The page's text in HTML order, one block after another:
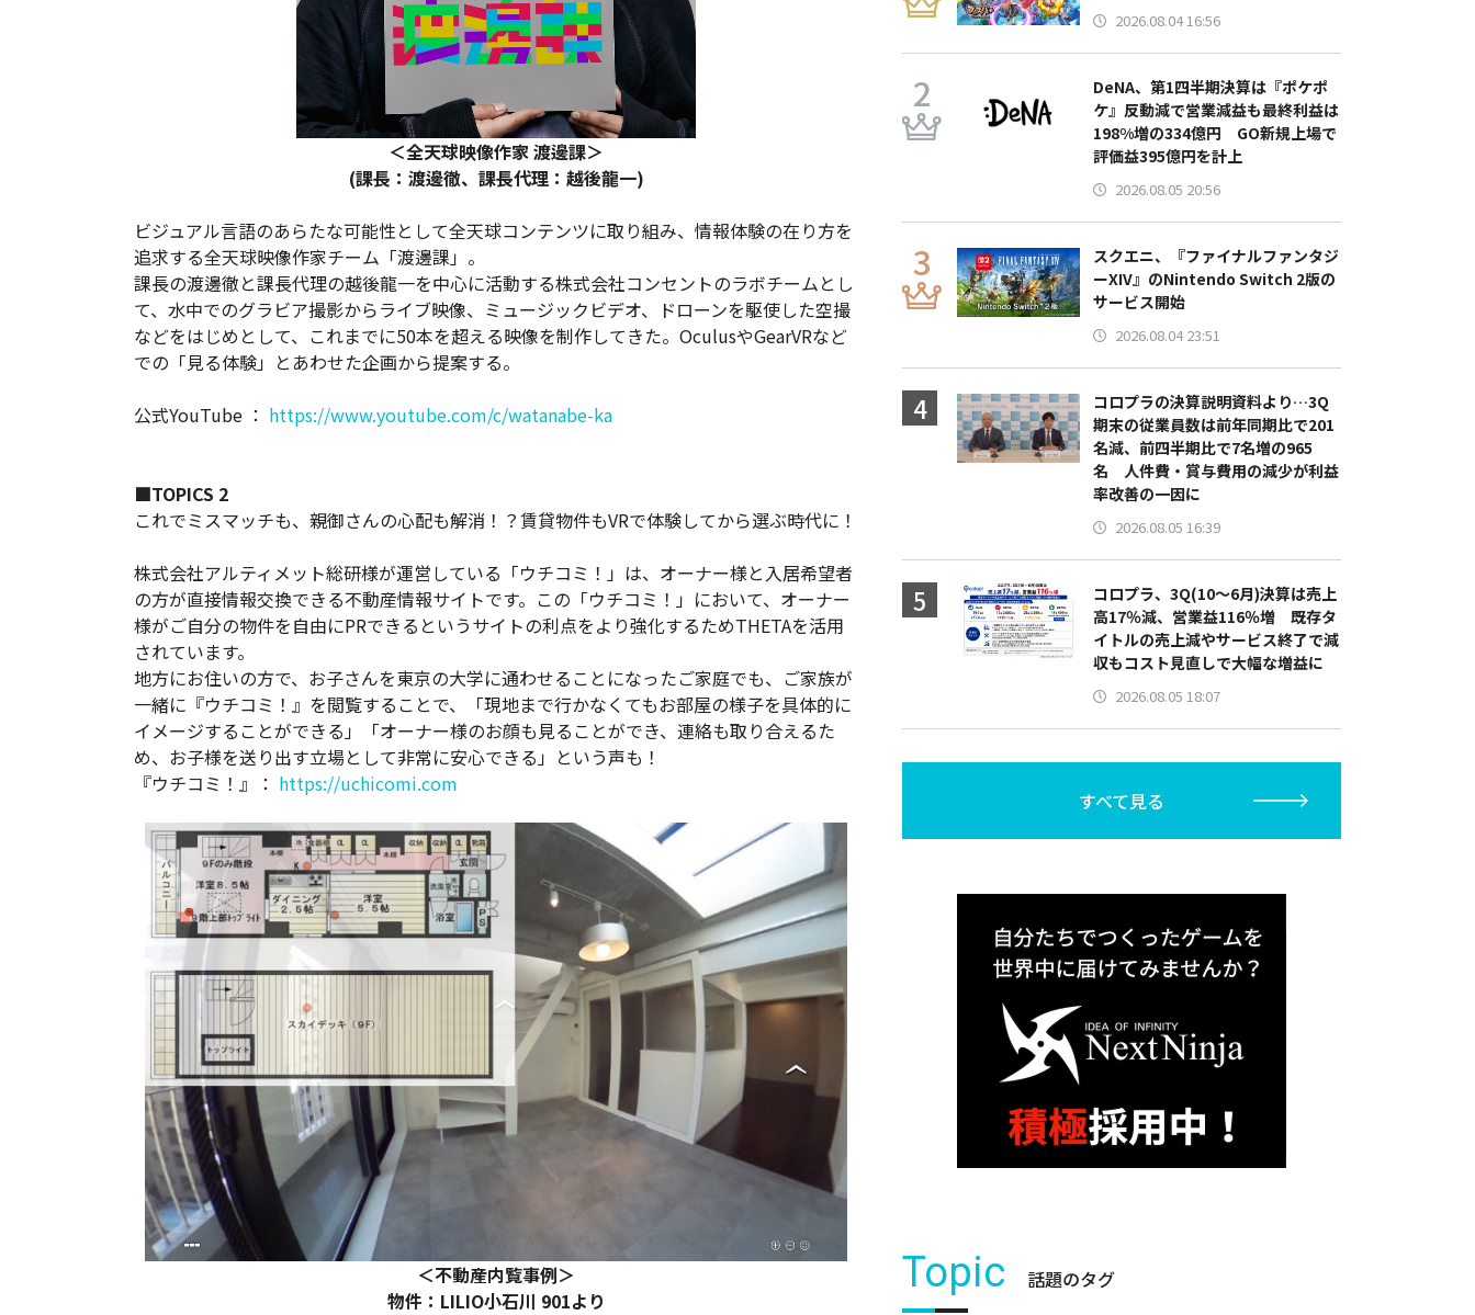
＜全天球映像作家 渡邊課＞
(課長：渡邊徹、課長代理：越後龍一)
ビジュアル言語のあらたな可能性として全天球コンテンツに取り組み、情報体験の在り方を
追求する全天球映像作家チーム「渡邊課」。
課長の渡邊徹と課長代理の越後龍一を中心に活動する株式会社コンセントのラボチームとし
て、水中でのグラビア撮影からライブ映像、ミュージックビデオ、ドローンを駆使した空撮
などをはじめとして、これまでに50本を超える映像を制作してきた。OculusやGearVRなど
での「見る体験」とあわせた企画から提案する。
公式YouTube ： https://www.youtube.com/c/watanabe-ka
■TOPICS 2
これでミスマッチも、親御さんの心配も解消！？賃貸物件もVRで体験してから選ぶ時代に！
株式会社アルティメット総研様が運営している「ウチコミ！」は、オーナー様と入居希望者
の方が直接情報交換できる不動産情報サイトです。この「ウチコミ！」において、オーナー
様がご自分の物件を自由にPRできるというサイトの利点をより強化するためTHETAを活用
されています。
地方にお住いの方で、お子さんを東京の大学に通わせることになったご家庭でも、ご家族が
一緒に『ウチコミ！』を閲覧することで、「現地まで行かなくてもお部屋の様子を具体的に
イメージすることができる」「オーナー様のお顔も見ることができ、連絡も取り合えるた
め、お子様を送り出す立場として非常に安心できる」という声も！
『ウチコミ！』： https://uchicomi.com
＜不動産内覧事例＞
物件：LILIO小石川 901より
2026.08.04 16:56
DeNA、第1四半期決算は『ポケポ
ケ』反動減で営業減益も最終利益は
198%増の334億円 GO新規上場で
評価益395億円を計上
2026.08.05 20:56
スクエニ、『ファイナルファンタジ
ーXIV』のNintendo Switch 2版の
サービス開始
2026.08.04 23:51
コロプラの決算説明資料より…3Q
期末の従業員数は前年同期比で201
名減、前四半期比で7名増の965
名 人件費・賞与費用の減少が利益
率改善の一因に
2026.08.05 16:39
コロプラ、3Q(10～6月)決算は売上
高17％減、営業益116％増 既存タ
イトルの売上減やサービス終了で減
収もコスト見直しで大幅な増益に
2026.08.05 18:07
すべて見る
Topic 話題のタグ